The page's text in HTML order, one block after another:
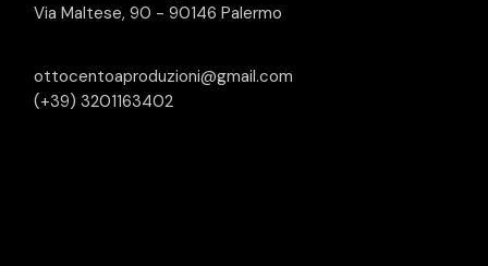
Via Maltese, 90 - 90146 Palermo
ottocentoaproduzioni@gmail.com
(+39) 3201163402